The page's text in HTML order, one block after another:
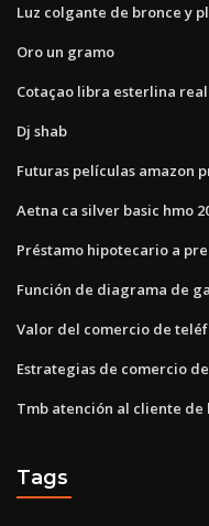
Luz colgante de bronce y
Oro un gramo
Cotaçao libra esterlina real
Dj shab
Futuras películas amazon
Aetna ca silver basic hmo
Préstamo hipotecario a
Función de diagrama de
Valor del comercio de
Estrategias de comercio
Tmb atención al cliente de
Tags